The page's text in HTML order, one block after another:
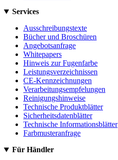
Services
Ausschreibungstexte
Bücher und Broschüren
Angebotsanfrage
Whitepapers
Hinweis zur Fugenfarbe
Leistungsverzeichnissen
CE-Kennzeichnungen
Verarbeitungsempfelungen
Reinigungshinweise
Technische Produktblätter
Sicherheitsdatenblätter
Technische Informationsblätter
Farbmusteranfrage
Für Händler